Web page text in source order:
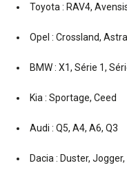
Toyota : RAV4,
Opel : Crossland,
BMW : X1, Série 1,
Kia : Sportage, Ceed
Audi : Q5, A4, A6, Q3
Dacia : Duster,